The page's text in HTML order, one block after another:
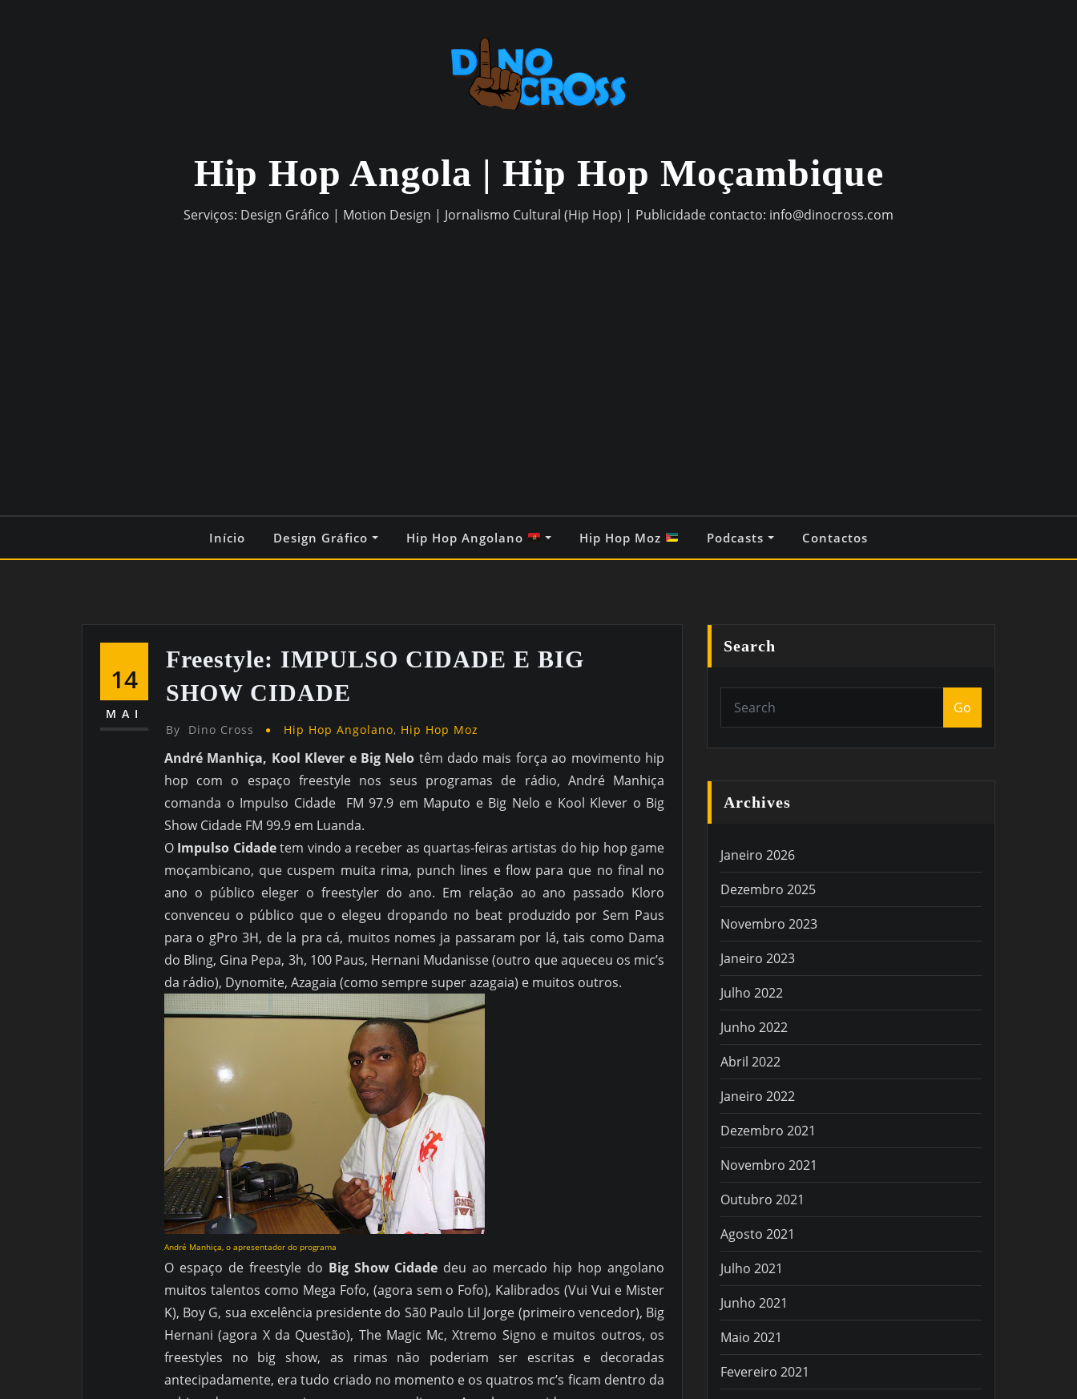
Hip Hop Angola | Hip Hop Moçambique
Serviços: Design Gráfico | Motion Design | Jornalismo Cultural (Hip Hop) | Publicidade contacto: info@dinocross.com
Início Design Gráfico Hip Hop Angolano Hip Hop Moz Podcasts Contactos
14
MAI
Freestyle: IMPULSO CIDADE E BIG
SHOW CIDADE
By Dino Cross Hip Hop Angolano, Hip Hop Moz
André Manhiça, Kool Klever e Big Nelo têm dado mais força ao movimento hip
hop com o espaço freestyle nos seus programas de rádio, André Manhiça
comanda o Impulso Cidade FM 97.9 em Maputo e Big Nelo e Kool Klever o Big
Show Cidade FM 99.9 em Luanda.
O Impulso Cidadetem vindo a receber as quartas-feiras artistas do hip hop game
moçambicano, que cuspem muita rima, punch lines e flow para que no final no
ano o público eleger o freestyler do ano. Em relação ao ano passado Kloro
convenceu o público que o elegeu dropando no beat produzido por Sem Paus
para o gPro 3H, de la pra cá, muitos nomes ja passaram por lá, tais como Dama
do Bling, Gina Pepa, 3h, 100 Paus, Hernani Mudanisse (outro que aqueceu os mic’s
da rádio), Dynomite, Azagaia (como sempre super azagaia) e muitos outros.
André Manhiça, o apresentador do programa
O espaço de freestyle do Big Show Cidade deu ao mercado hip hop angolano
muitos talentos como Mega Fofo, (agora sem o Fofo), Kalibrados (Vui Vui e Mister
K), Boy G, sua excelência presidente do Sã0 Paulo Lil Jorge (primeiro vencedor), Big
Hernani (agora X da Questão), The Magic Mc, Xtremo Signo e muitos outros, os
freestyles no big show, as rimas não poderiam ser escritas e decoradas
antecipadamente, era tudo criado no momento e os quatros mc’s ficam dentro da
Search
Go
Archives
Janeiro 2026
Dezembro 2025
Novembro 2023
Janeiro 2023
Julho 2022
Junho 2022
Abril 2022
Janeiro 2022
Dezembro 2021
Novembro 2021
Outubro 2021
Agosto 2021
Julho 2021
Junho 2021
Maio 2021
Fevereiro 2021